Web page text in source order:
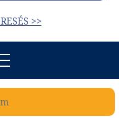
>>